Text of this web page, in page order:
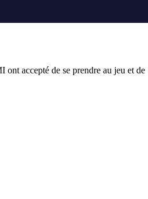
accepté de se prendre au jeu et de